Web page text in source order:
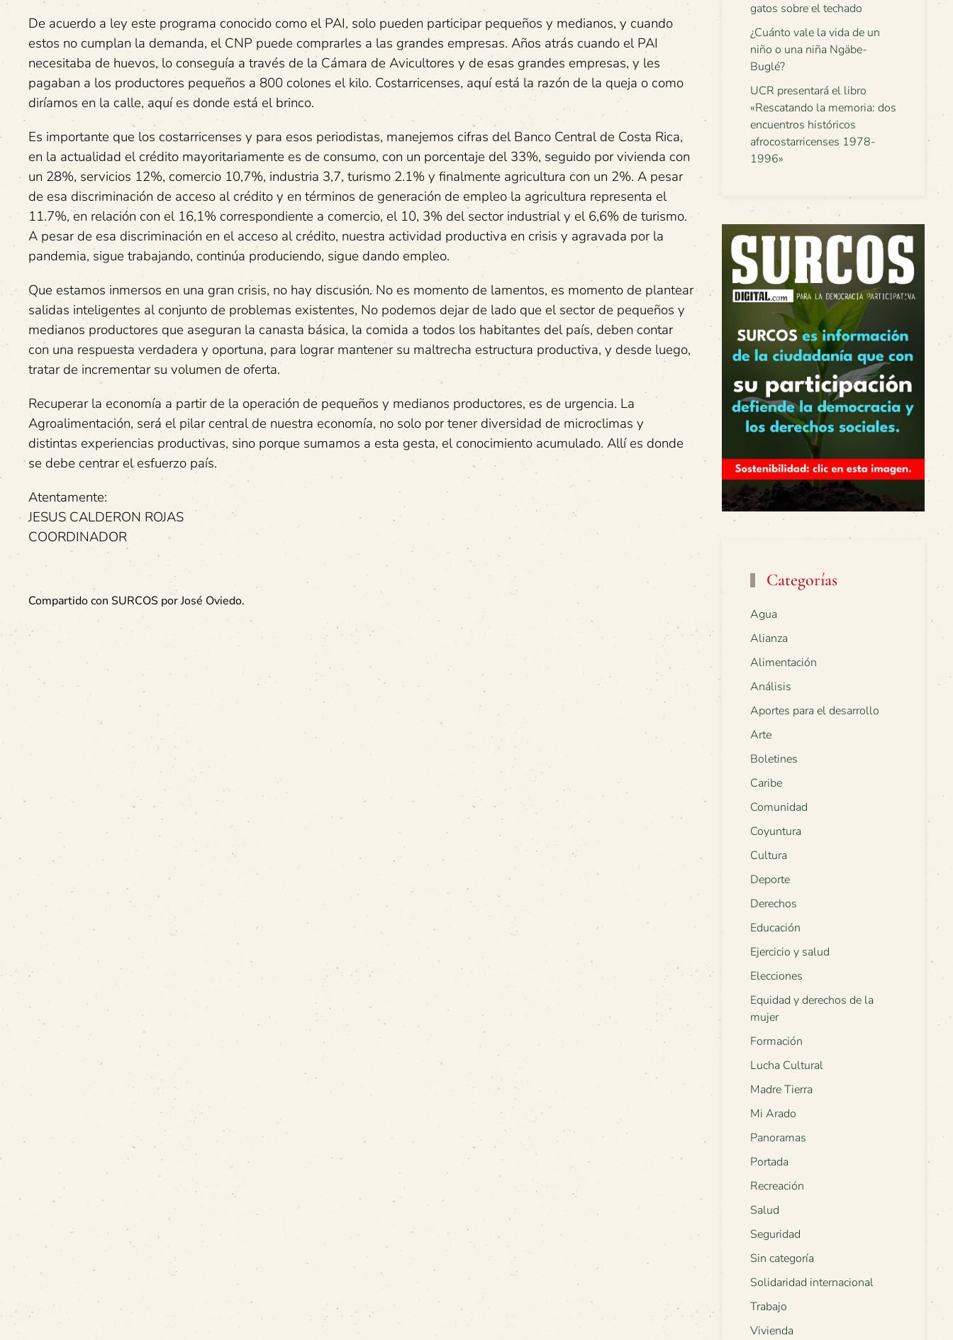
De acuerdo a ley este programa conocido como el PAI, solo pueden participar pequeños y medianos, y cuando
estos no cumplan la demanda, el CNP puede comprarles a las grandes empresas. Años atrás cuando el PAI
necesitaba de huevos, lo conseguía a través de la Cámara de Avicultores y de esas grandes empresas, y les
pagaban a los productores pequeños a 800 colones el kilo. Costarricenses, aquí está la razón de la queja o como
diríamos en la calle, aquí es donde está el brinco.
Es importante que los costarricenses y para esos periodistas, manejemos cifras del Banco Central de Costa Rica,
en la actualidad el crédito mayoritariamente es de consumo, con un porcentaje del 33%, seguido por vivienda con
un 28%, servicios 12%, comercio 10,7%, industria 3,7, turismo 2.1% y finalmente agricultura con un 2%. A pesar
de esa discriminación de acceso al crédito y en términos de generación de empleo la agricultura representa el
11.7%, en relación con el 16,1% correspondiente a comercio, el 10, 3% del sector industrial y el 6,6% de turismo.
A pesar de esa discriminación en el acceso al crédito, nuestra actividad productiva en crisis y agravada por la
pandemia, sigue trabajando, continúa produciendo, sigue dando empleo.
Que estamos inmersos en una gran crisis, no hay discusión. No es momento de lamentos, es momento de plantear
salidas inteligentes al conjunto de problemas existentes, No podemos dejar de lado que el sector de pequeños y
medianos productores que aseguran la canasta básica, la comida a todos los habitantes del país, deben contar
con una respuesta verdadera y oportuna, para lograr mantener su maltrecha estructura productiva, y desde luego,
tratar de incrementar su volumen de oferta.
Recuperar la economía a partir de la operación de pequeños y medianos productores, es de urgencia. La
Agroalimentación, será el pilar central de nuestra economía, no solo por tener diversidad de microclimas y
distintas experiencias productivas, sino porque sumamos a esta gesta, el conocimiento acumulado. Allí es donde
se debe centrar el esfuerzo país.
Atentamente:
JESUS CALDERON ROJAS
COORDINADOR
Compartido con SURCOS por José Oviedo.
gatos sobre el techado
¿Cuánto vale la vida de un
niño o una niña Ngäbe-
Buglé?
UCR presentará el libro
«Rescatando la memoria: dos
encuentros históricos
afrocostarricenses 1978-
1996»
Categorías
Agua
Alianza
Alimentación
Análisis
Aportes para el desarrollo
Arte
Boletines
Caribe
Comunidad
Coyuntura
Cultura
Deporte
Derechos
Educación
Ejercicio y salud
Elecciones
Equidad y derechos de la
mujer
Formación
Lucha Cultural
Madre Tierra
Mi Arado
Panoramas
Portada
Recreación
Salud
Seguridad
Sin categoría
Solidaridad internacional
Trabajo
Vivienda